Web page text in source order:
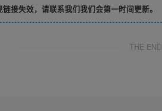
接失效，请联系我们我们会第一时间更新。
THE END